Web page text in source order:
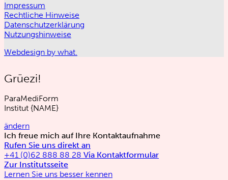
Impressum
Rechtliche Hinweise
Datenschutzerklärung
Nutzungshinweise
Webdesign by what.
Grüezi!
ParaMediForm
Institut {NAME}
ändern
Ich freue mich auf Ihre Kontaktaufnahme
Rufen Sie uns direkt an
+41 (0)62 888 88 28 Via Kontaktformular
Zur Institutsseite
Lernen Sie uns besser kennen